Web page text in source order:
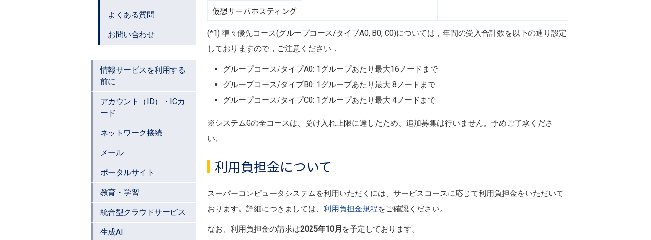
よくある質問
お問い合わせ
情報サービスを利用する
前に
アカウント（ID）・ICカ
ード
ネットワーク接続
メール
ポータルサイト
教育・学習
統合型クラウドサービス
生成AI
仮想サーバホスティング
(*1) 準々優先コース(グループコース/タイプA0, B0, C0)については，年間の受入合計数を以下の通り設定
しておりますので，ご注意ください．
グループコース/タイプA0: 1グループあたり最大16ノードまで
グループコース/タイプB0: 1グループあたり最大 8ノードまで
グループコース/タイプC0: 1グループあたり最大 4ノードまで
※システムGの全コースは、受け入れ上限に達したため、追加募集は行いません。予めご了承くださ
い。
利用負担金について
スーパーコンピュータシステムを利用いただくには、サービスコースに応じて利用負担金をいただいて
おります。詳細につきましては、 利用負担金規程をご確認ください。
なお、利用負担金の請求は2025年10月 を予定しております。